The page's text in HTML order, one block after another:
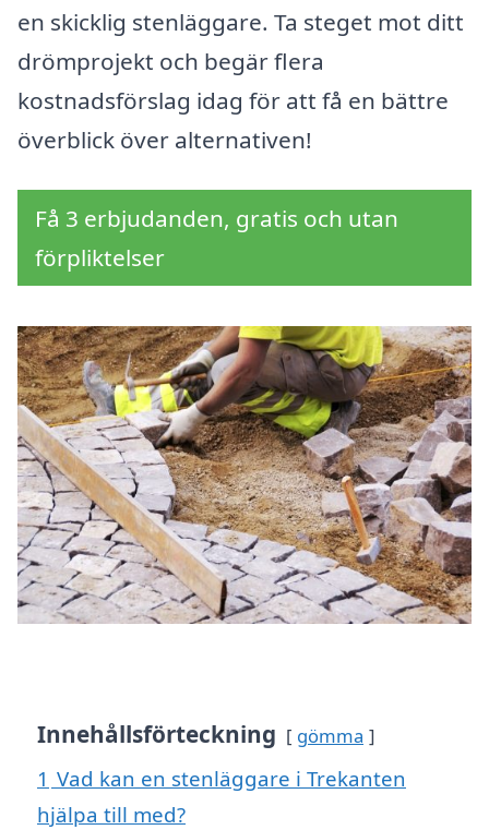
en skicklig stenläggare. Ta steget mot ditt
drömprojekt och begär flera
kostnadsförslag idag för att få en bättre
överblick över alternativen!
Få 3 erbjudanden, gratis och utan
förpliktelser
Innehållsförteckning gömma
1 Vad kan en stenläggare i Trekanten
hjälpa till med?